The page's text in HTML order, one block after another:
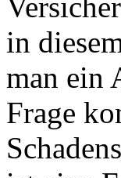
in
man ein
Frage